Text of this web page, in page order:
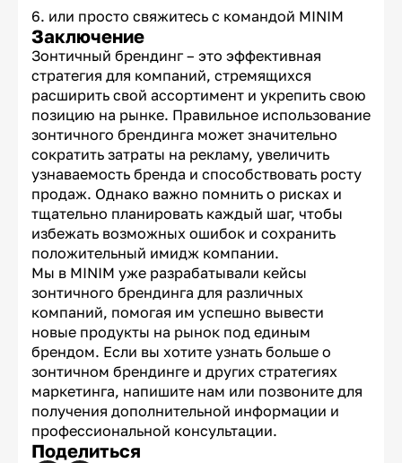
или просто свяжитесь с командой MINIM
Заключение
Зонтичный брендинг – это эффективная
стратегия для компаний, стремящихся
расширить свой ассортимент и укрепить свою
позицию на рынке. Правильное использование
зонтичного брендинга может значительно
сократить затраты на рекламу, увеличить
узнаваемость бренда и способствовать росту
продаж. Однако важно помнить о рисках и
тщательно планировать каждый шаг, чтобы
избежать возможных ошибок и сохранить
положительный имидж компании.
Мы в MINIM уже разрабатывали кейсы
зонтичного брендинга для различных
компаний, помогая им успешно вывести
новые продукты на рынок под единым
брендом. Если вы хотите узнать больше о
зонтичном брендинге и других стратегиях
маркетинга, напишите нам или позвоните для
получения дополнительной информации и
профессиональной консультации.
Поделиться